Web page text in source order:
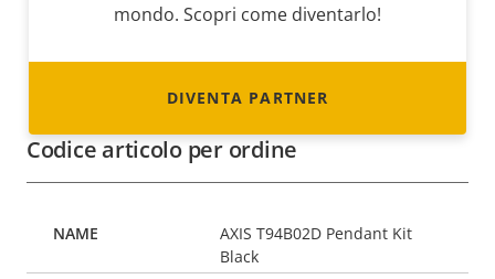
mondo. Scopri come diventarlo!
DIVENTA PARTNER
Codice articolo per ordine
AXIS T94B02D Pendant Kit
Black